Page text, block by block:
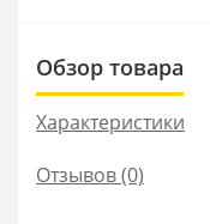
Обзор товара
Характеристики
Отзывов (0)